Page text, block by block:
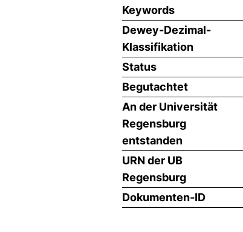
Keywords
Dewey-Dezimal-
Klassifikation
Status
Begutachtet
An der Universität
Regensburg
entstanden
URN der UB
Regensburg
Dokumenten-ID